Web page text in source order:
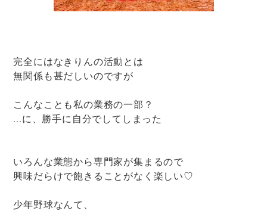
完全にはなきりんの活動とは
無関係も甚だしいのですが
こんなことも私の業務の一部？
...に、勝手に自分でしてしまった
いろんな業態から専門家が集まるので
興味だらけで飽きることがなく楽しい♡
少年野球なんて、